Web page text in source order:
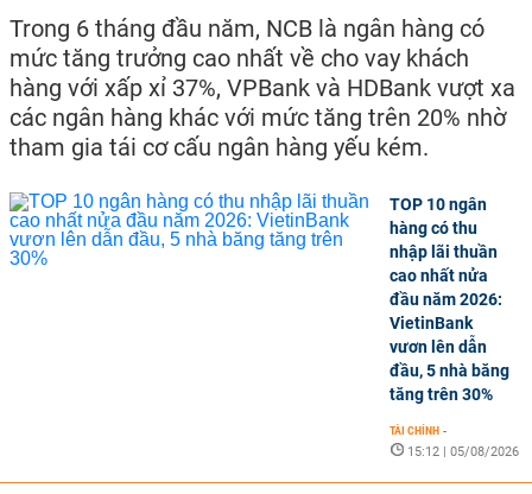
Trong 6 tháng đầu năm, NCB là ngân hàng có
mức tăng trưởng cao nhất về cho vay khách
hàng với xấp xỉ 37%, VPBank và HDBank vượt xa
các ngân hàng khác với mức tăng trên 20% nhờ
tham gia tái cơ cấu ngân hàng yếu kém.
TOP 10 ngân
hàng có thu
nhập lãi thuần
cao nhất nửa
đầu năm 2026:
VietinBank
vươn lên dẫn
đầu, 5 nhà băng
tăng trên 30%
TÀI CHÍNH -
15:12 | 05/08/2026